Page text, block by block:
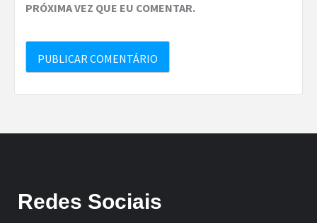
PRÓXIMA VEZ QUE EU COMENTAR.
Redes Sociais